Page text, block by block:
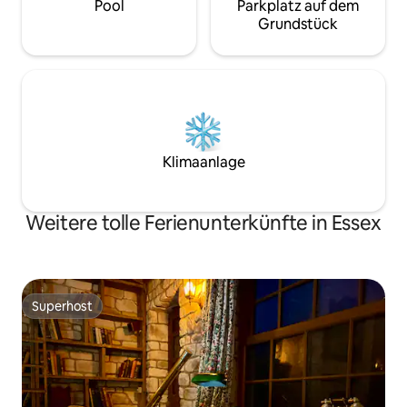
Pool
Parkplatz auf dem
Grundstück
Klimaanlage
Weitere tolle Ferienunterkünfte in Essex
Superhost
Superhost